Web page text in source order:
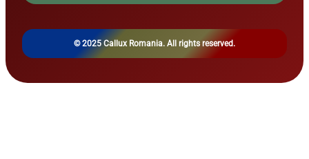
© 2025 Callux Romania. All rights reserved.